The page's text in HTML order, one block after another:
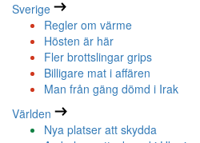
Sverige
Regler om värme
Hösten är här
Fler brottslingar grips
Billigare mat i affären
Man från gäng dömd i Irak
Världen
Nya platser att skydda